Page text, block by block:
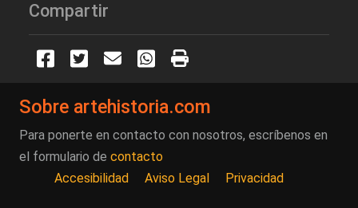
Compartir
Sobre artehistoria.com
Para ponerte en contacto con nosotros, escríbenos en
el formulario de contacto
Accesibilidad
Aviso Legal Privacidad